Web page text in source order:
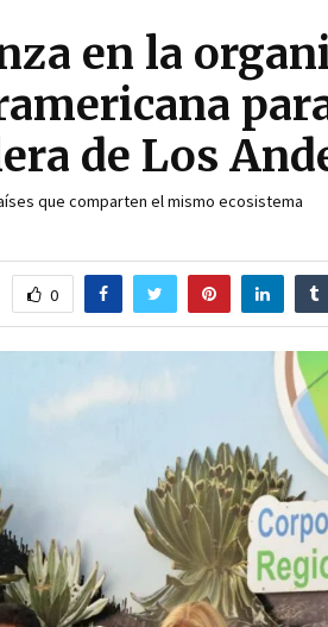
en la
de Los
que comparten el mismo ecosistema
0